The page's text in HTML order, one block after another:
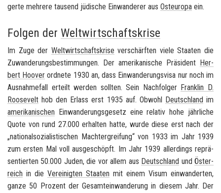
ger­te meh­re­re tau­send jü­di­sche Ein­wan­de­rer aus Ost­eu­ro­pa ein.
Folgen der Weltwirtschaftskrise
Im Zuge der Welt­wirt­schafts­kri­se ver­schärf­ten viele Staa­ten die
Zu­wan­de­rungs­be­stim­mun­gen. Der ame­ri­ka­ni­sche Prä­si­dent Her­
bert Hoo­ver ord­ne­te 1930 an, dass Ein­wan­de­rungs­vi­sa nur noch im
Aus­nah­me­fall er­teilt wer­den soll­ten. Sein Nach­fol­ger Fran­k­lin D.
Roo­se­velt hob den Er­lass erst 1935 auf. Ob­wohl Deutsch­land im
ame­ri­ka­ni­schen Ein­wan­de­rungs­ge­setz eine re­la­tiv hohe jähr­li­che
Quote von rund 27.000 er­hal­ten hatte, wurde diese erst nach der
„na­tio­nal­so­zia­lis­ti­schen Macht­er­grei­fung“ von 1933 im Jahr 1939
zum ers­ten Mal voll aus­ge­schöpft. Im Jahr 1939 al­ler­dings re­prä­
sen­tier­ten 50.000 Juden, die vor allem aus Deutsch­land undÖs­ter­
reich in die Ver­ei­nig­ten Staa­ten mit einem Visum ein­wan­der­ten,
ganze 50 Pro­zent der Ge­samt­ein­wan­de­rung in die­sem Jahr. Der